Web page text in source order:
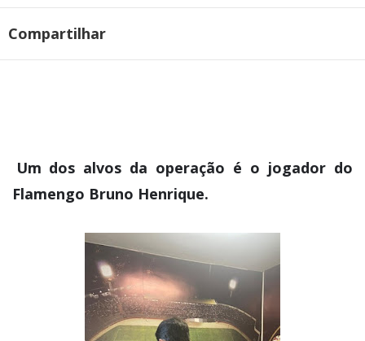
Compartilhar
Um dos alvos da operação é o jogador do
Flamengo Bruno Henrique.